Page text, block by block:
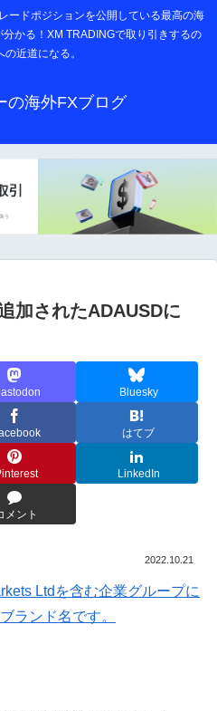
ードポジションを公開している最高の海
かる！XM TRADINGで取り引きするの
近道になる。
の海外FXブログ
加されたADAUSDに
Bluesky
はてブ
LinkedIn
メント
2022.10.21
Ltdを含む企業グループに
ランド名です。